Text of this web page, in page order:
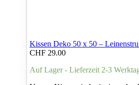
Kissen Deko 50 x 50 –
CHF 29.00
Auf Lager - Lieferzeit 2-3